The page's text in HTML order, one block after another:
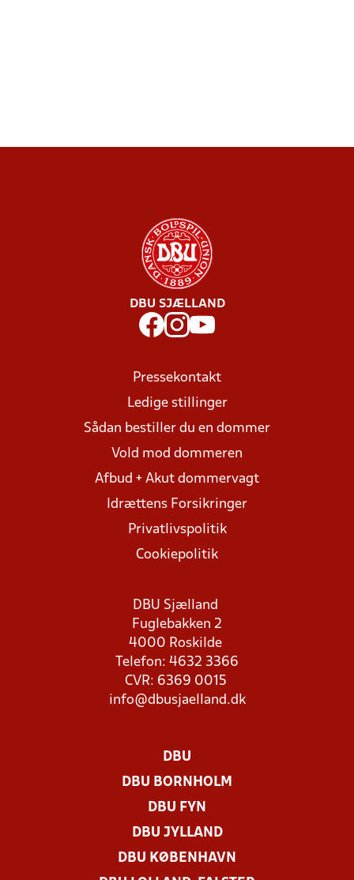
DBU SJÆLLAND
Pressekontakt
Ledige stillinger
Sådan bestiller du en dommer
Vold mod dommeren
Afbud + Akut dommervagt
Idrættens Forsikringer
Privatlivspolitik
Cookiepolitik
DBU Sjælland
Fuglebakken 2
4000 Roskilde
Telefon: 4632 3366
CVR: 6369 0015
info@dbusjaelland.dk
DBU
DBU BORNHOLM
DBU FYN
DBU JYLLAND
DBU KØBENHAVN